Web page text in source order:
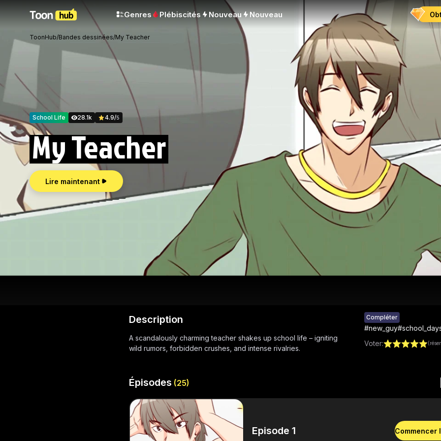
Genres Plébiscités Nouveau Nouveau
ToonHub/Bandes dessinées/My Teacher
School Life 28.1k 4.9/5
My Teacher
Lire maintenant
Description
A scandalously charming teacher shakes up school life – igniting
wild rumors, forbidden crushes, and intense rivalries.
Compléter
#new_guy#
Voter:
Épisodes (25)
Episode 1 Commencer